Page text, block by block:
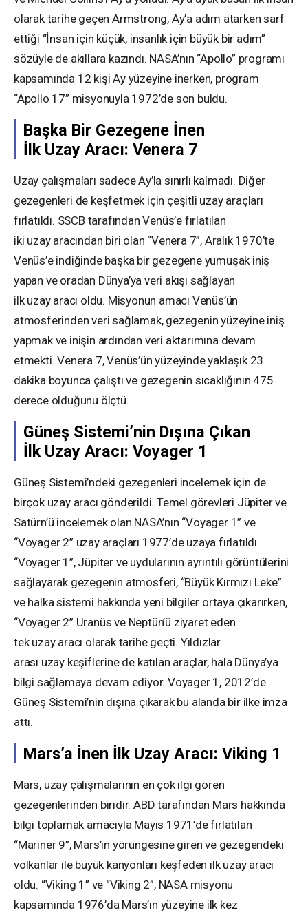
olarak tarihe geçen Armstrong, Ay’a adım atarken sarf
ettiği “İnsan için küçük, insanlık için büyük bir adım”
sözüyle de akıllara kazındı. NASA’nın “Apollo” programı
kapsamında 12 kişi Ay yüzeyine inerken, program
“Apollo 17” misyonuyla 1972’de son buldu.
Başka Bir Gezegene İnen
İlk Uzay Aracı: Venera 7
Uzay çalışmaları sadece Ay’la sınırlı kalmadı. Diğer
gezegenleri de keşfetmek için çeşitli uzay araçları
fırlatıldı. SSCB tarafından Venüs’e fırlatılan
iki uzay aracından biri olan “Venera 7”, Aralık 1970’te
Venüs’e indiğinde başka bir gezegene yumuşak iniş
yapan ve oradan Dünya’ya veri akışı sağlayan
ilk uzay aracı oldu. Misyonun amacı Venüs’ün
atmosferinden veri sağlamak, gezegenin yüzeyine iniş
yapmak ve inişin ardından veri aktarımına devam
etmekti. Venera 7, Venüs’ün yüzeyinde yaklaşık 23
dakika boyunca çalıştı ve gezegenin sıcaklığının 475
derece olduğunu ölçtü.
Güneş Sistemi’nin Dışına Çıkan
İlk Uzay Aracı: Voyager 1
Güneş Sistemi’ndeki gezegenleri incelemek için de
birçok uzay aracı gönderildi. Temel görevleri Jüpiter ve
Satürn’ü incelemek olan NASA’nın “Voyager 1” ve
“Voyager 2” uzay araçları 1977’de uzaya fırlatıldı.
“Voyager 1”, Jüpiter ve uydularının ayrıntılı görüntülerini
sağlayarak gezegenin atmosferi, “Büyük Kırmızı Leke”
ve halka sistemi hakkında yeni bilgiler ortaya çıkarırken,
“Voyager 2” Uranüs ve Neptün’ü ziyaret eden
tek uzay aracı olarak tarihe geçti. Yıldızlar
arası uzay keşiflerine de katılan araçlar, hala Dünya’ya
bilgi sağlamaya devam ediyor. Voyager 1, 2012’de
Güneş Sistemi’nin dışına çıkarak bu alanda bir ilke imza
attı.
Mars’a İnen İlk Uzay Aracı: Viking 1
Mars, uzay çalışmalarının en çok ilgi gören
gezegenlerinden biridir. ABD tarafından Mars hakkında
bilgi toplamak amacıyla Mayıs 1971’de fırlatılan
“Mariner 9”, Mars’ın yörüngesine giren ve gezegendeki
volkanlar ile büyük kanyonları keşfeden ilk uzay aracı
oldu. “Viking 1” ve “Viking 2”, NASA misyonu
kapsamında 1976’da Mars’ın yüzeyine ilk kez